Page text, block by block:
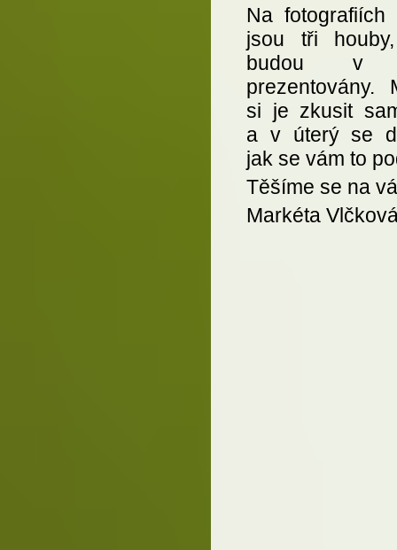
Na
jsou tři
budou v
prezentovány.
si je zkusit
a v úterý se
jak se vám to
Těšíme se na
Markéta